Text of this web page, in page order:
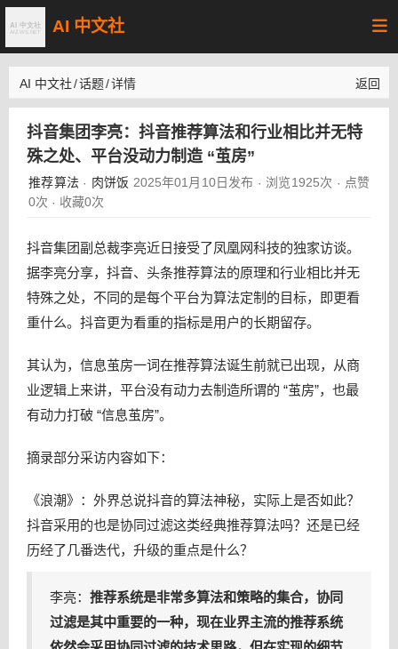
AI 中文社
AI 中文社/话题/详情 返回
抖音集团李亮：抖音推荐算法和行业相比并无特
殊之处、平台没动力制造 “茧房”
推荐算法 · 肉饼饭 2025年01月10日发布 · 浏览1925次 · 点赞
0次 · 收藏0次
抖音集团副总裁李亮近日接受了凤凰网科技的独家访谈。
据李亮分享，抖音、头条推荐算法的原理和行业相比并无
特殊之处，不同的是每个平台为算法定制的目标，即更看
重什么。抖音更为看重的指标是用户的长期留存。
其认为，信息茧房一词在推荐算法诞生前就已出现，从商
业逻辑上来讲，平台没有动力去制造所谓的 “茧房”，也最
有动力打破 “信息茧房”。
摘录部分采访内容如下：
《浪潮》：外界总说抖音的算法神秘，实际上是否如此？
抖音采用的也是协同过滤这类经典推荐算法吗？还是已经
历经了几番迭代，升级的重点是什么？
李亮： 推荐系统是非常多算法和策略的集合，协同
过滤是其中重要的一种，现在业界主流的推荐系统